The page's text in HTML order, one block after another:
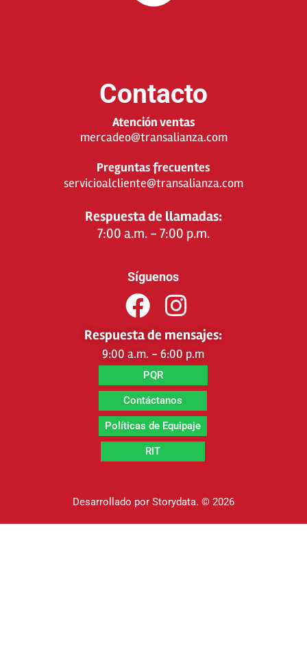
Contacto
Atención ventas
mercadeo@transalianza.com
Preguntas frecuentes
servicioalcliente@transalianza.com
Respuesta de llamadas:
7:00 a.m. - 7:00 p.m.
Síguenos
Respuesta de mensajes:
9:00 a.m. - 6:00 p.m
PQR
Contáctanos
Políticas de Equipaje
RIT
Desarrollado por Storydata. © 2026